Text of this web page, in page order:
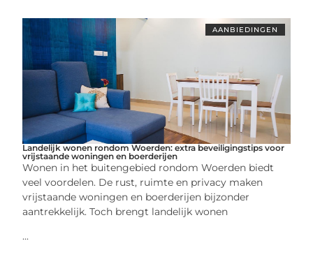
AANBIEDINGEN
Landelijk wonen rondom Woerden: extra beveiligingstips voor
vrijstaande woningen en boerderijen
Wonen in het buitengebied rondom Woerden biedt
veel voordelen. De rust, ruimte en privacy maken
vrijstaande woningen en boerderijen bijzonder
aantrekkelijk. Toch brengt landelijk wonen
...